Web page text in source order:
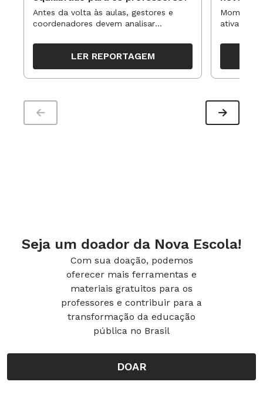
até uma hora antes de dormir. A luz azul
emitida pela tela pode afetar a qualidade do
Antes da volta às aulas, gestores e
coordenadores devem analisar
organizar ações para orientar o
trabalho pedagógico ao longo do
período
LER REPORTAGEM
ativa
propostas
Seja um doador da Nova Escola!
Com sua doação, podemos
oferecer mais ferramentas e
materiais gratuitos para os
professores e contribuir para a
transformação da educação
pública no Brasil
DOAR